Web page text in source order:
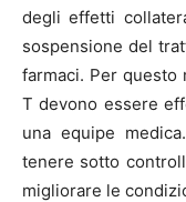
degli effetti
sospensione del
farmaci. Per questo
T devono essere
una equipe
tenere sotto
migliorare le